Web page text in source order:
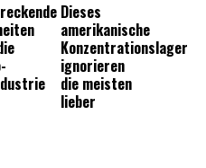
Dieses
amerikanische
Konzentrationslager
ignorieren
die meisten
lieber